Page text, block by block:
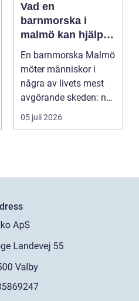
Vad en
barnmorska i
malmö kan hjälpa
till med genom
livets olika faser
En barnmorska Malmö
möter människor i
några av livets mest
avgörande skeden: när
en graviditet plane...
05 juli 2026